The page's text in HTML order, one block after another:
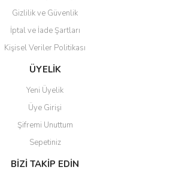
Gönder
Gizlilik ve Güvenlik
İptal ve İade Şartları
Kişisel Veriler Politikası
ÜYELİK
Yeni Üyelik
Üye Girişi
Şifremi Unuttum
Sepetiniz
BİZİ TAKİP EDİN